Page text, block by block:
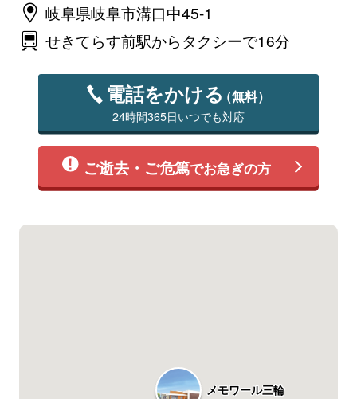
岐阜県岐阜市溝口中45-1
せきてらす前駅からタクシーで16分
電話をかける（無料）
24時間365日いつでも対応
ご逝去・ご危篤でお急ぎの方
メモワール三輪